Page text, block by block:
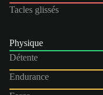
Tacles glissés
Physique
Détente
Endurance